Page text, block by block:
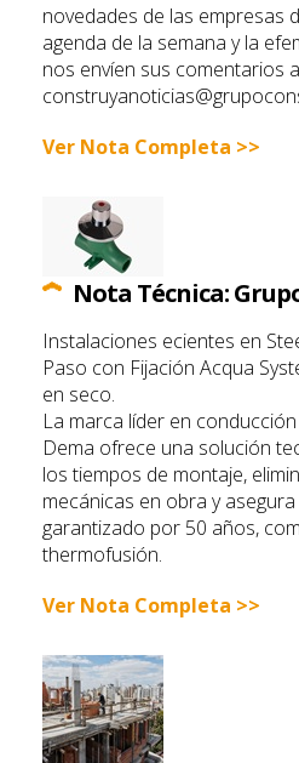
novedades de las empresas
agenda de la semana y la
nos envíen sus comentarios a
Ver Nota Completa >>
Nota Técnica:
Instalaciones eficientes en
Paso con Fijación Acqua
en seco.
La marca líder en
Dema ofrece una solución
los tiempos de montaje,
mecánicas en obra y
garantizado por 50 años,
thermofusión.
Ver Nota Completa >>